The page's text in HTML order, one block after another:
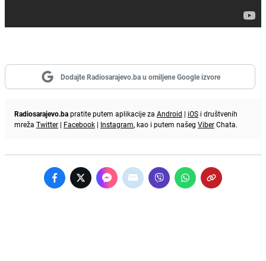
Dodajte Radiosarajevo.ba u omiljene Google izvore
Radiosarajevo.bapratite putem aplikacije za Android | iOS i društvenih
mreža Twitter | Facebook | Instagram, kao i putem našeg ViberChata.